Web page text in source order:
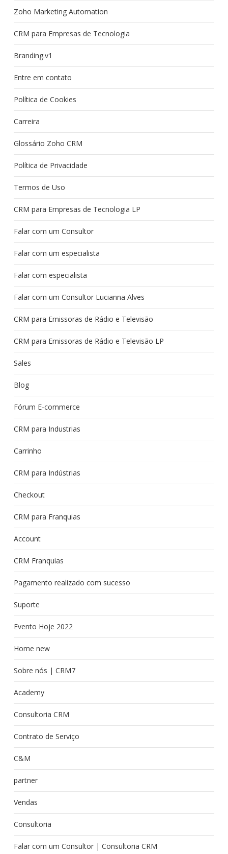
Zoho Marketing Automation
CRM para Empresas de Tecnologia
Branding.v1
Entre em contato
Política de Cookies
Carreira
Glossário Zoho CRM
Política de Privacidade
Termos de Uso
CRM para Empresas de Tecnologia LP
Falar com um Consultor
Falar com um especialista
Falar com especialista
Falar com um Consultor Lucianna Alves
CRM para Emissoras de Rádio e Televisão
CRM para Emissoras de Rádio e Televisão LP
Sales
Blog
Fórum E-commerce
CRM para Industrias
Carrinho
CRM para Indústrias
Checkout
CRM para Franquias
Account
CRM Franquias
Pagamento realizado com sucesso
Suporte
Evento Hoje 2022
Home new
Sobre nós | CRM7
Academy
Consultoria CRM
Contrato de Serviço
C&M
partner
Vendas
Consultoria
Falar com um Consultor | Consultoria CRM